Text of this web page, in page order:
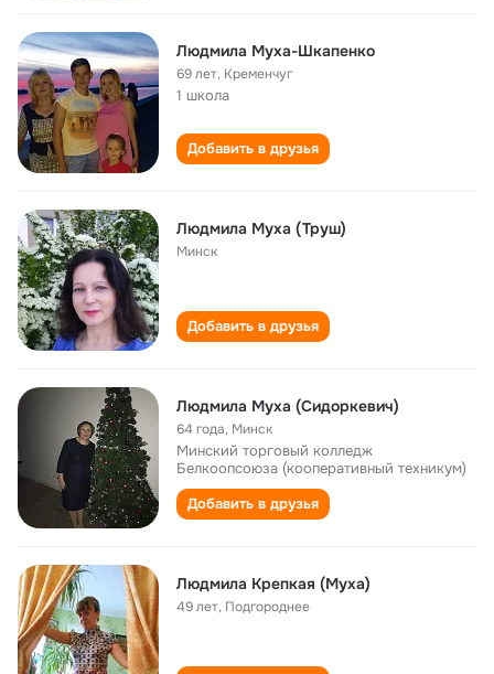
Людмила Муха-Шкапенко
69 лет, Кременчуг
1 школа
Добавить в друзья
Людмила Муха (Труш)
Минск
Добавить в друзья
Людмила Муха (Сидоркевич)
64 года, Минск
Минский торговый колледж
Белкоопсоюза (кооперативный техникум)
Добавить в друзья
Людмила Крепкая (Муха)
49 лет, Подгороднее